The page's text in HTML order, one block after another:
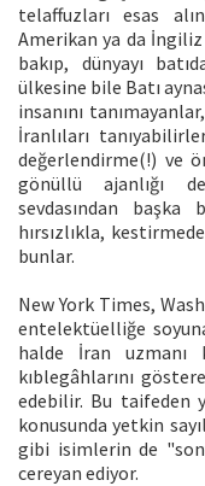
telaffuzları esas
Amerikan ya da İngiliz
bakıp, dünyayı
ülkesine bile Batı
insanını
İranlıları
değerlendirme(!) ve
gönüllü ajanlığı
sevdasından
hırsızlıkla,
bunlar.
New York Times,
entelektüelliğe
halde İran uzmanı
kıblegâhlarını
edebilir. Bu taifeden
konusunda yetkin
gibi isimlerin de
cereyan ediyor.